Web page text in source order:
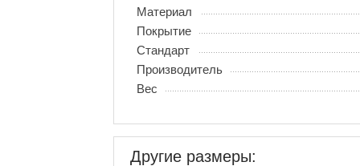
Материал
Покрытие
Стандарт
Производитель
Вес
Другие размеры: